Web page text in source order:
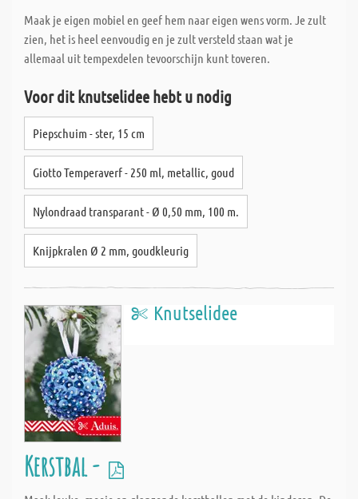
Maak je eigen mobiel en geef hem naar eigen wens vorm. Je zult
zien, het is heel eenvoudig en je zult versteld staan wat je
allemaal uit tempexdelen tevoorschijn kunt toveren.
Voor dit knutselidee hebt u nodig
Piepschuim - ster, 15 cm
Giotto Temperaverf - 250 ml, metallic, goud
Nylondraad transparant - Ø 0,50 mm, 100 m.
Knijpkralen Ø 2 mm, goudkleurig
Knutselidee
Kerstbal -